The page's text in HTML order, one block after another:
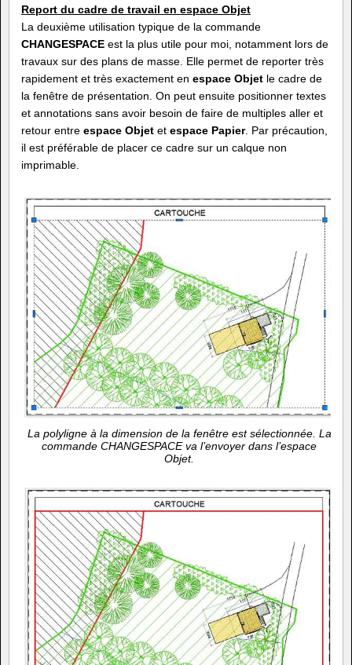
Report du cadre de travail en espace Objet
La deuxième utilisation typique de la commande
CHANGESPACE est la plus utile pour moi, notamment lors de
travaux sur des plans de masse. Elle permet de reporter très
rapidement et très exactement en espace Objet le cadre de
la fenêtre de présentation. On peut ensuite positionner textes
et annotations sans avoir besoin de faire de multiples aller et
retour entre espace Objet et espace Papier. Par précaution,
il est préférable de placer ce cadre sur un calque non
imprimable.
La polyligne à la dimension de la fenêtre est sélectionnée. La
commande CHANGESPACE va l’envoyer dans l’espace
Objet.